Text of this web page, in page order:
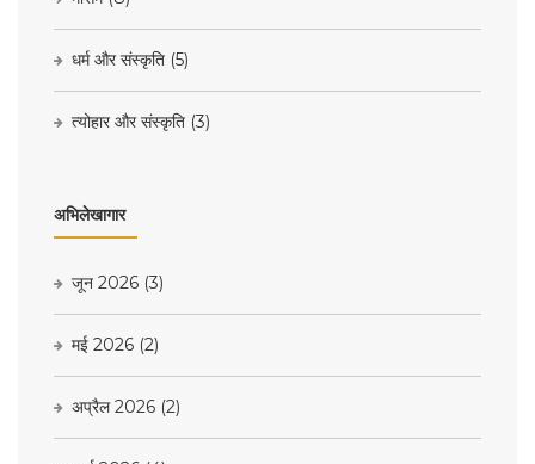
धर्म और संस्कृति (5)
त्योहार और संस्कृति (3)
अभिलेखागार
जून 2026 (3)
मई 2026 (2)
अप्रैल 2026 (2)